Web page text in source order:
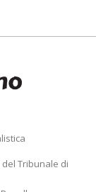
Tribunale di